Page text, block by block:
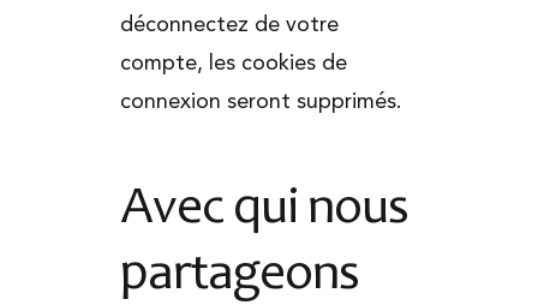
déconnectez de votre
compte, les cookies de
connexion seront supprimés.
Avec qui nous
partageons